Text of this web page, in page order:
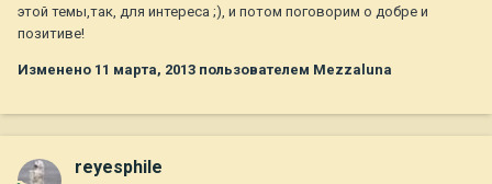
этой темы,так, для интереса ;), и потом поговорим о добре и
позитиве!
Изменено 11 марта, 2013 пользователем Mezzaluna
reyesphile